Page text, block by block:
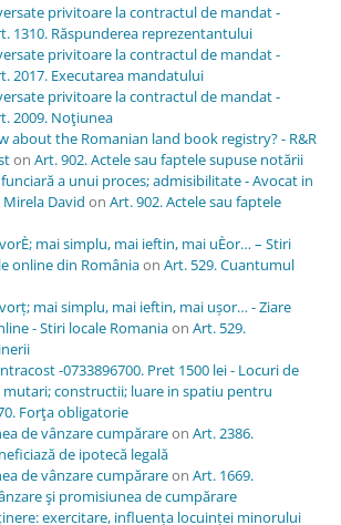
privitoare la contractul de mandat -
1310. Răspunderea reprezentantului
privitoare la contractul de mandat -
2017. Executarea mandatului
privitoare la contractul de mandat -
2009. Noţiunea
about the Romanian land book registry? - R&R
on Art. 902. Actele sau faptele supuse notării
a unui proces; admisibilitate - Avocat in
David on Art. 902. Actele sau faptele
mai simplu, mai ieftin, mai uÈor… – Stiri
online din Româniaon Art. 529. Cuantumul
mai simplu, mai ieftin, mai ușor… - Ziare
- Stiri locale Romaniaon Art. 529.
-0733896700. Pret 1500 lei - Locuri de
mutari; constructii; luare in spatiu pentru
Forţa obligatorie
de vânzare cumpărareon Art. 2386.
de ipotecă legală
de vânzare cumpărareon Art. 1669.
şi promisiunea de cumpărare
exercitare, influența locuinței minorului